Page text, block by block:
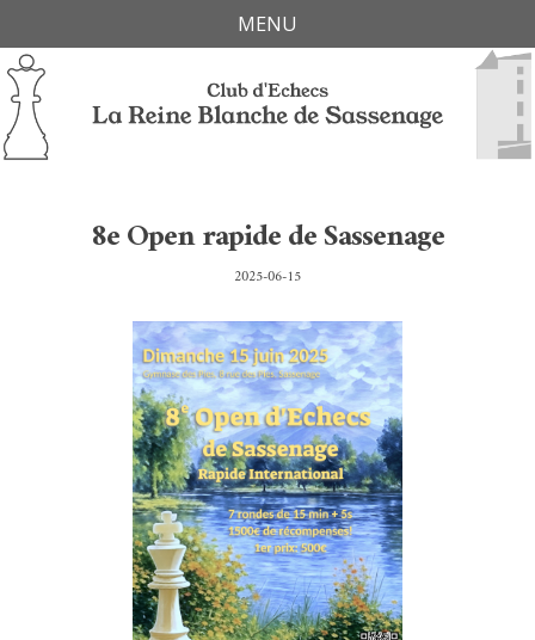
links
to
primary
navigation
to
content
to
footer
MENU
8e Open rapide de Sassenage
2025-06-15